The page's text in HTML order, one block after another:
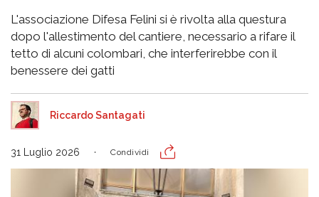
L'associazione Difesa Felini si è rivolta alla questura
dopo l'allestimento del cantiere, necessario a rifare il
tetto di alcuni colombari, che interferirebbe con il
benessere dei gatti
Riccardo Santagati
31 Luglio 2026 Condividi